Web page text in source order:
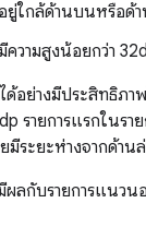
ยู่ใกล้ด้านบนหรือด้
วามสูงน้อยกว่า
อย่างมีประสิทธิภา
รายการแรกในรา
ระยะห่างจากด้านล่
ลกับรายการแนวน